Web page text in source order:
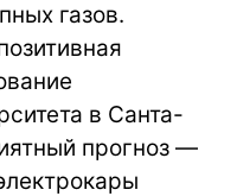
газов.
в Санта-
прогноз —